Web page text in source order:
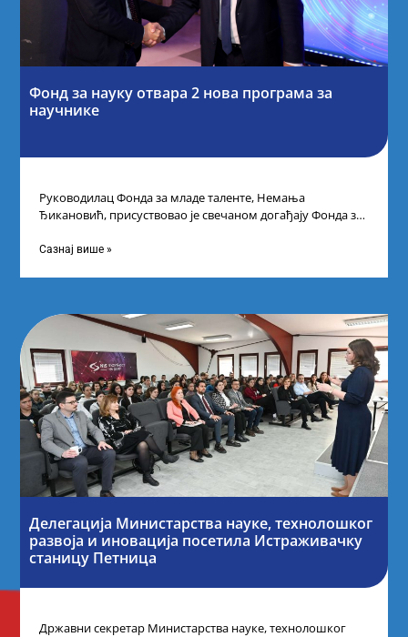
Фонд за науку отвара 2 нова програма за
научнике
Руководилац Фонда за младе таленте, Немања
Ђикановић, присуствовао је свечаном догађају Фонда за
Сазнај више »
Делегација Министарства науке, технолошког
развоја и иновација посетила Истраживачку
станицу Петница
Државни секретар Министарства науке, технолошког